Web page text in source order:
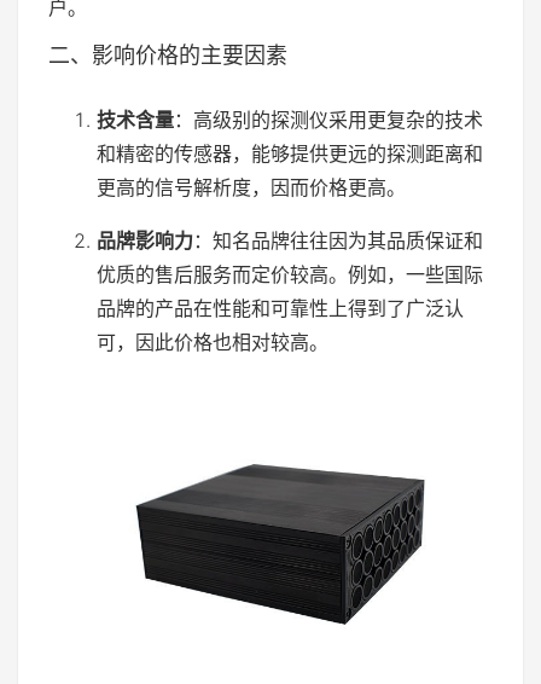
户。
二、影响价格的主要因素
技术含量：高级别的探测仪采用更复杂的技术
和精密的传感器，能够提供更远的探测距离和
更高的信号解析度，因而价格更高。
品牌影响力：知名品牌往往因为其品质保证和
优质的售后服务而定价较高。例如，一些国际
品牌的产品在性能和可靠性上得到了广泛认
可，因此价格也相对较高。